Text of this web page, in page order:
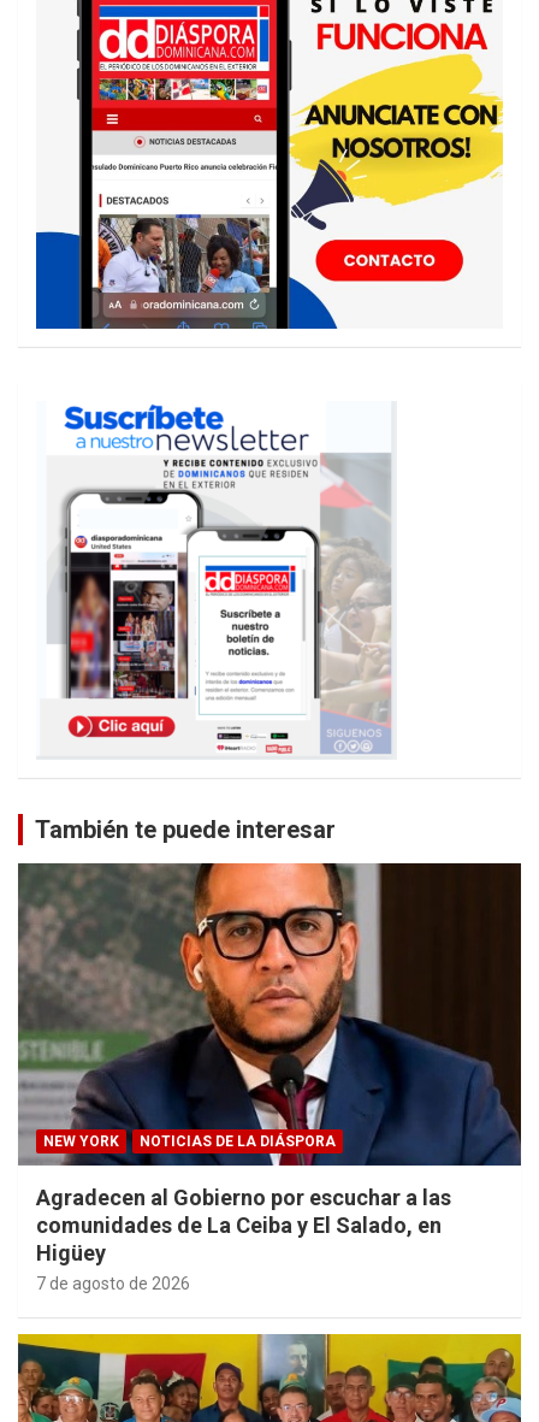
También te puede interesar
NEW YORK NOTICIAS DE LA DIÁSPORA
Agradecen al Gobierno por escuchar a las
comunidades de La Ceiba y El Salado, en
Higüey
7 de agosto de 2026